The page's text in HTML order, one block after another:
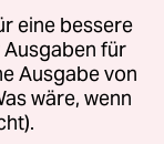
eine bessere
für
Ausgabe von
wäre, wenn